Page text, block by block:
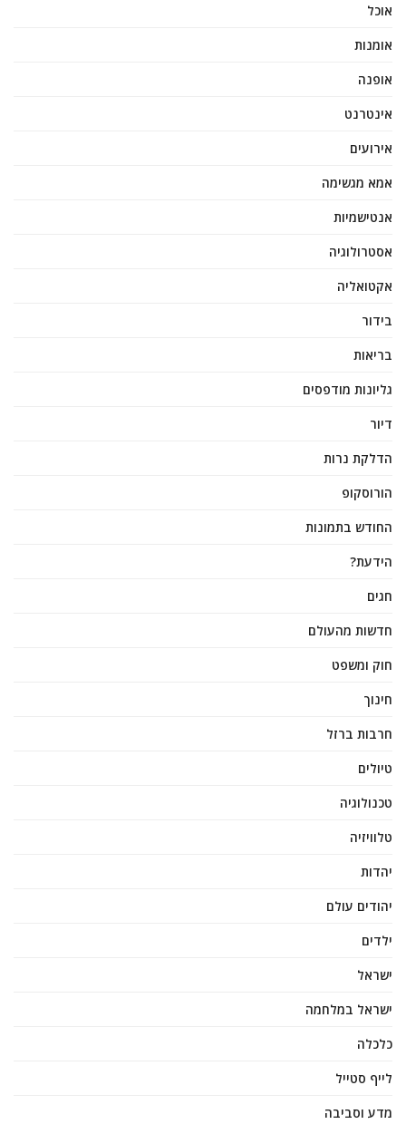
אוכל
אומנות
אופנה
אינטרנט
אירועים
אמא מגשימה
אנטישמיות
אסטרולוגיה
אקטואליה
בידור
בריאות
גליונות מודפסים
דיור
הדלקת נרות
הורוסקופ
החודש בתמונות
הידעת?
חגים
חדשות מהעולם
חוק ומשפט
חינוך
חרבות ברזל
טיולים
טכנולוגיה
טלוויזיה
יהדות
יהודים עולם
ילדים
ישראל
ישראל במלחמה
כלכלה
לייף סטייל
מדע וסביבה